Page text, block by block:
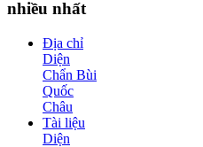
nhiều nhất
Địa chỉ
Diện
Chẩn Bùi
Quốc
Châu
Tài liệu
Diện